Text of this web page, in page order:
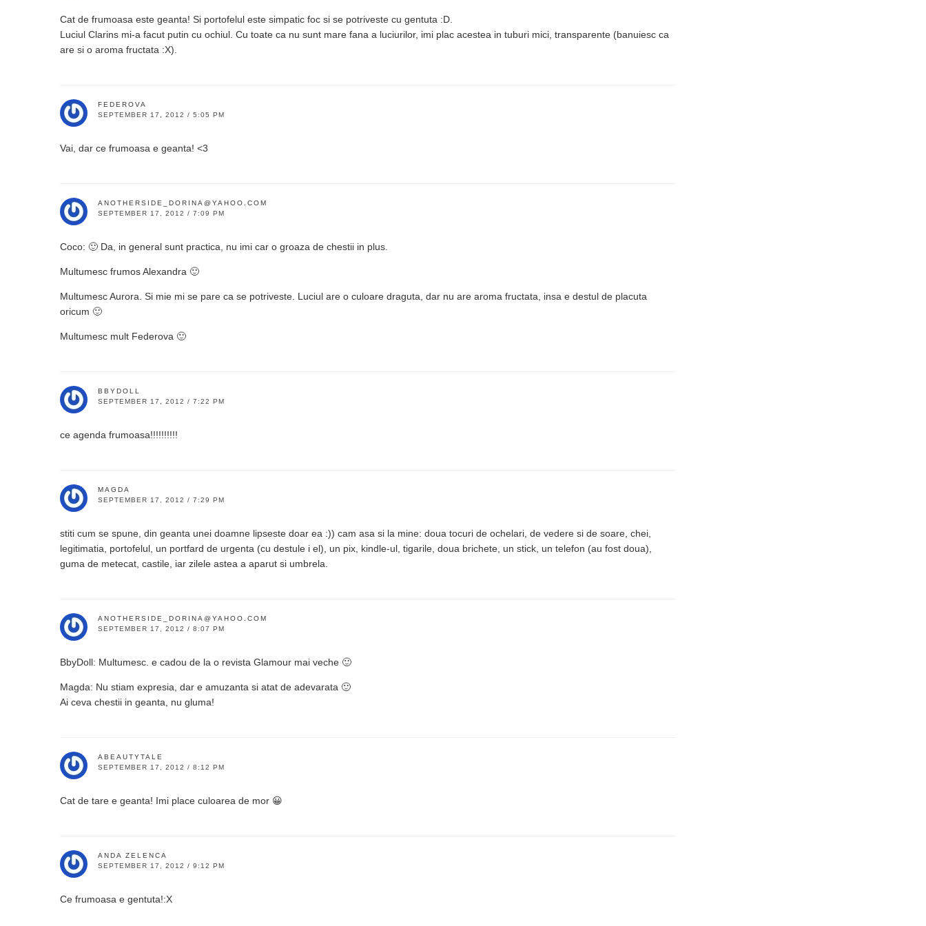
Cat de frumoasa este geanta! Si portofelul este simpatic foc si se potriveste cu gentuta :D.
Luciul Clarins mi-a facut putin cu ochiul. Cu toate ca nu sunt mare fana a luciurilor, imi plac acestea in tuburi mici, transparente (banuiesc ca
are si o aroma fructata :X).
FEDEROVA
SEPTEMBER 17, 2012 / 5:05 PM
Vai, dar ce frumoasa e geanta! <3
ANOTHERSIDE_DORINA@YAHOO.COM
SEPTEMBER 17, 2012 / 7:09 PM
Coco: 🙂 Da, in general sunt practica, nu imi car o groaza de chestii in plus.
Multumesc frumos Alexandra 🙂
Multumesc Aurora. Si mie mi se pare ca se potriveste. Luciul are o culoare draguta, dar nu are aroma fructata, insa e destul de placuta
oricum 🙂
Multumesc mult Federova 🙂
BBYDOLL
SEPTEMBER 17, 2012 / 7:22 PM
ce agenda frumoasa!!!!!!!!!!
MAGDA
SEPTEMBER 17, 2012 / 7:29 PM
stiti cum se spune, din geanta unei doamne lipseste doar ea :)) cam asa si la mine: doua tocuri de ochelari, de vedere si de soare, chei,
legitimatia, portofelul, un portfard de urgenta (cu destule i el), un pix, kindle-ul, tigarile, doua brichete, un stick, un telefon (au fost doua),
guma de metecat, castile, iar zilele astea a aparut si umbrela.
ANOTHERSIDE_DORINA@YAHOO.COM
SEPTEMBER 17, 2012 / 8:07 PM
BbyDoll: Multumesc. e cadou de la o revista Glamour mai veche 🙂
Magda: Nu stiam expresia, dar e amuzanta si atat de adevarata 🙂
Ai ceva chestii in geanta, nu gluma!
ABEAUTYTALE
SEPTEMBER 17, 2012 / 8:12 PM
Cat de tare e geanta! Imi place culoarea de mor 😀
ANDA ZELENCA
SEPTEMBER 17, 2012 / 9:12 PM
Ce frumoasa e gentuta!:X